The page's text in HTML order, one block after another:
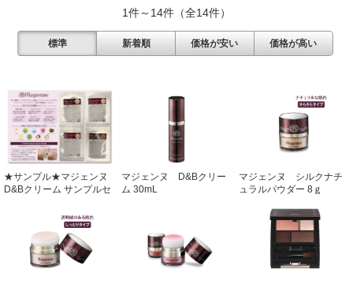
1件～14件（全14件）
標準 新着順 価格が安い 価格が高い
★サンプル★マジェンヌ
D&Bクリーム サンプルセ
マジェンヌ D&Bクリー
ム 30mL
マジェンヌ シルクナチ
ュラルパウダー 8ｇ